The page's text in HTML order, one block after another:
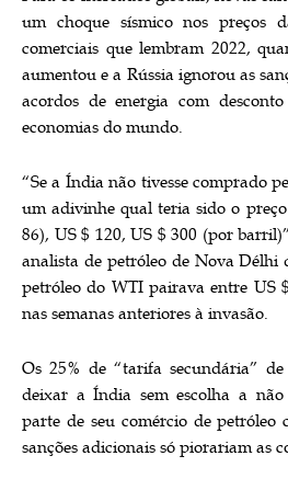
um choque sísmico nos preços
comerciais que lembram 2022,
aumentou e a Rússia ignorou as
acordos de energia com
economias do mundo.
“Se a Índia não tivesse comprado
um adivinhe qual teria sido o
86), US $ 120, US $ 300 (por
analista de petróleo de Nova
petróleo do WTI pairava entre US
nas semanas anteriores à invasão.
Os 25% de “tarifa secundária”
deixar a Índia sem escolha a
parte de seu comércio de petróleo
sanções adicionais só piorariam as